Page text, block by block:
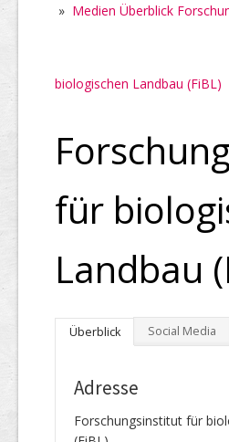
» Medien Überblick
biologischen Landbau (FiBL)
für
Landbau
Überblick Social Media
Adresse
Forschungsinstitut für